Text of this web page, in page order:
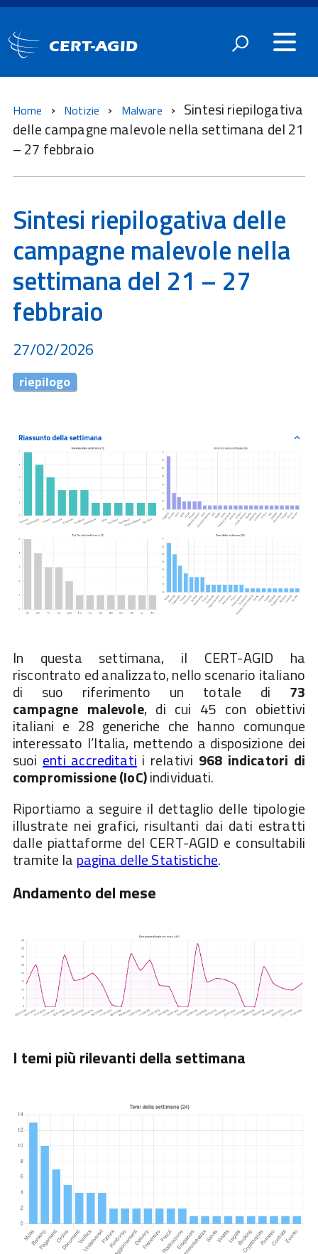
CERT-AGID
Home Notizie Malware
Sintesi riepilogativa
delle campagne malevole nella settimana del 21
– 27 febbraio
Sintesi riepilogativa delle
campagne malevole nella
settimana del 21 – 27
febbraio
27/02/2026
riepilogo
In questa settimana, il CERT-AGID ha
riscontrato ed analizzato, nello scenario italiano
di suo riferimento un totale di 73
campagne malevole, di cui 45 con obiettivi
italiani e 28 generiche che hanno comunque
interessato l’Italia, mettendo a disposizione dei
suoienti accreditatii relativi 968 indicatori di
compromissione (IoC)individuati.
Riportiamo a seguire il dettaglio delle tipologie
illustrate nei grafici, risultanti dai dati estratti
dalle piattaforme del CERT-AGID e consultabili
tramite la pagina delle Statistiche.
Andamento del mese
I temi più rilevanti della settimana